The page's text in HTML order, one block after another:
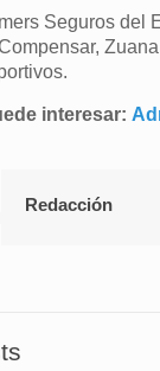
Seguros del
interesar:
Redacción